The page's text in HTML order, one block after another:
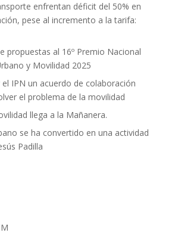
enfrentan déficit del 50% en
pese al incremento a la tarifa:
propuestas al 16º Premio Nacional
y Movilidad 2025
IPN un acuerdo de colaboración
el problema de la movilidad
llega a la Mañanera.
se ha convertido en una actividad
Padilla